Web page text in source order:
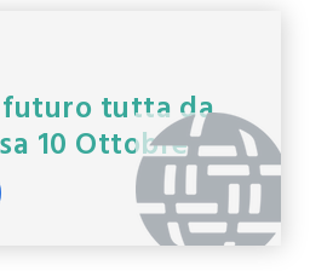
tutta da
10 Ottobre